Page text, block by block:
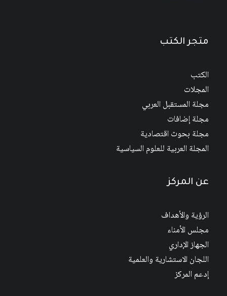
متجر الكتب
الكتب
المجلات
مجلة المستقبل العربي
مجلة إضافات
مجلة بحوث اقتصادية
المجلة العربية للعلوم السياسية
عن المركز
الرؤية والأهداف
مجلس الأمناء
الجهاز الإداري
اللجان الاستشارية والعلمية
إدعم المركز